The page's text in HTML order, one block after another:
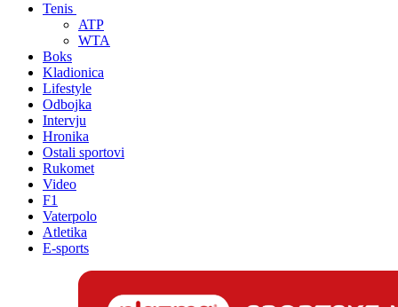
Tenis
ATP
WTA
Boks
Kladionica
Lifestyle
Odbojka
Intervju
Hronika
Ostali sportovi
Rukomet
Video
F1
Vaterpolo
Atletika
E-sports